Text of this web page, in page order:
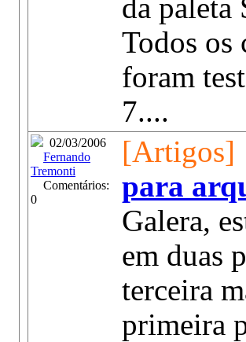
da paleta
Todos os
foram
7....
02/03/2006
Fernando
Tremonti
Comentários:
0
[Artigos]
para
Galera,
em duas
terceira
primeira